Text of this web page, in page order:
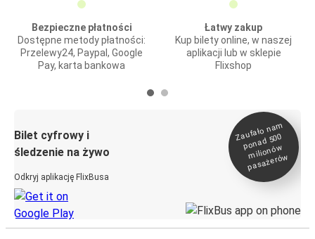
Bezpieczne płatności
Dostępne metody płatności:
Przelewy24, Paypal, Google
Pay, karta bankowa
Łatwy zakup
Kup bilety online, w naszej
aplikacji lub w sklepie
Flixshop
Bilet cyfrowy i
śledzenie na żywo
Odkryj aplikację FlixBusa
Zaufało na
m
ponad 500
milionó
w
pasażeró
w